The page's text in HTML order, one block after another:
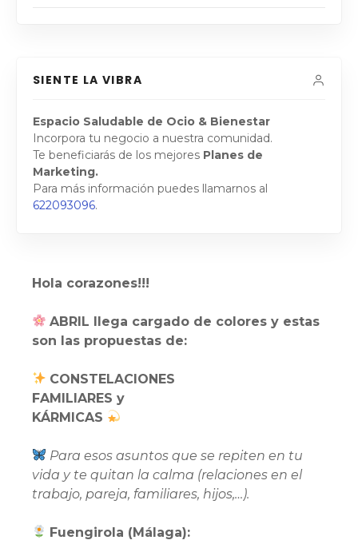
SIENTE LA VIBRA
Espacio Saludable de Ocio & Bienestar
Incorpora tu negocio a nuestra comunidad.
Te beneficiarás de los mejores Planes de
Marketing.
Para más información puedes llamarnos al
622093096.
Hola corazones!!!
ABRIL llega cargado de colores y estas
son las propuestas de:
CONSTELACIONES
FAMILIARES y
KÁRMICAS
Para esos asuntos que se repiten en tu
vida y te quitan la calma (relaciones en el
trabajo, pareja, familiares, hijos,…).
Fuengirola (Málaga):